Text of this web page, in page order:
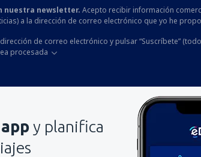
nuestra newsletter. Acepto recibir información
a la dirección de correo electrónico que yo he
de correo electrónico y pulsar “Suscríbete”
procesada
y planifica